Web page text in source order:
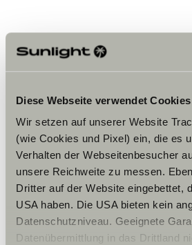
Diese Webseite verwendet Cookies
Wir setzen auf unserer Website
(wie Cookies und Pixel) ein, die es
Verhalten der Webseitenbesucher
unsere Reichweite zu messen.
Dritter auf der Website eingebettet,
USA haben. Die USA bieten kein
Datenschutzniveau. Geeignete
Datenübermittlung in das Drittland
Bitte akzeptiere die
Cookies, um die Inhalte
Cookie-